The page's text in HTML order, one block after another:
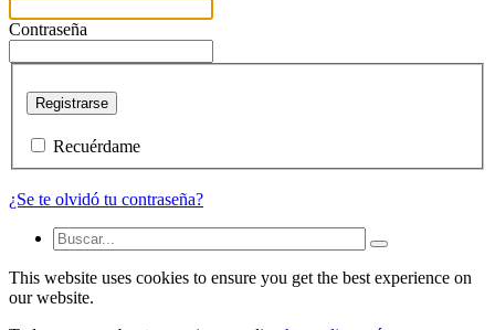
Contraseña
Registrarse
Recuérdame
¿Se te olvidó tu contraseña?
This website uses cookies to ensure you get the best experience on
our website.